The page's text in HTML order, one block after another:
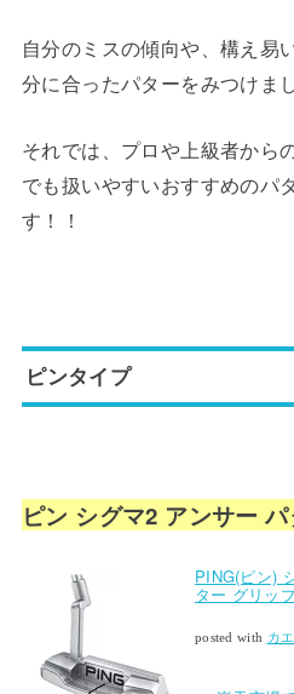
自分のミスの傾向や、構え易
分に合ったパターをみつけま
それでは、プロや上級者から
でも扱いやすいおすすめのパ
す！！
ピンタイプ
ピン シグマ2 アンサー
PING(ピン)
ター グリッ
posted with カ